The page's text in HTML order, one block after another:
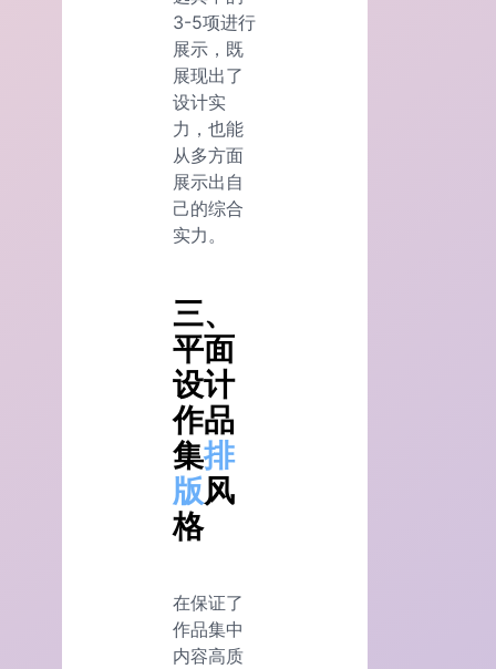
3-5项进行
展示，既
展现出了
设计实
力，也能
从多方面
展示出自
己的综合
实力。
三、
平面
设计
作品
集排
版风
格
在保证了
作品集中
内容高质